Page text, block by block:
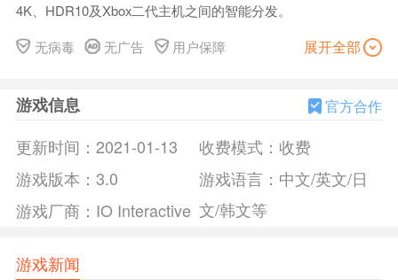
4K、HDR10及Xbox二代主机之间的智能分发。
与此同时IO工作室官方也正式公布了《杀手3》的6个游戏
场景，它们分别位于：中国重庆、阿联酋迪拜、德国柏林、英
目前Xbox版《杀手3》预购已经开放，有标准版和豪华版
现在预购，可获得以下数字内容：
三合一组合包(Trinity Pack)
地址：点击进入。
豪华杀手升级契约
无病毒 无广告 用户保障 展开全部
游戏信息 官方合作
更新时间： 2021-01-13 收费模式： 收费
游戏版本： 3.0 游戏语言： 中文/英文/日
文/韩文等
游戏厂商： IO Interactive
游戏新闻